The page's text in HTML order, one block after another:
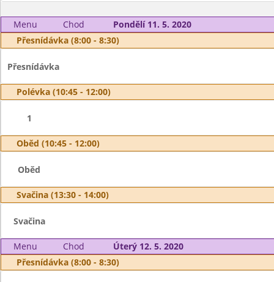
Menu Chod
Pondělí 11. 5. 2020
Přesnídávka (8:00 - 8:30)
Přesnídávka
Polévka (10:45 - 12:00)
1
Oběd (10:45 - 12:00)
Oběd
Svačina (13:30 - 14:00)
Svačina
Menu Chod
Úterý 12. 5. 2020
Přesnídávka (8:00 - 8:30)